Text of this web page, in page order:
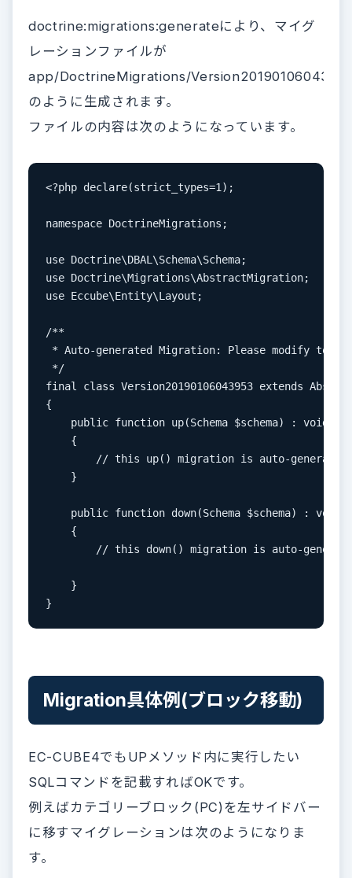
doctrine:migrations:generateにより、マイグ
レーションファイルが
app/DoctrineMigrations/
のように生成されます。
ファイルの内容は次のようになっています。
<?php declare(strict_types=1);
namespace DoctrineMigrations;
use Doctrine\DBAL\Schema\Schema;
use Doctrine\Migrations\AbstractMigration;
use Eccube\Entity\Layout;
/**
* Auto-generated Migration: Please modify to
*/
final class Version20190106043953 extends
{
    public function up(Schema $schema) : void
    {
// this up() migration is auto-
    }
    public function down(Schema $schema) : void
    {
// this down() migration is auto-
    }
Migration具体例(ブロック移動)
EC-CUBE4でもUPメソッド内に実行したい
SQLコマンドを記載すればOKです。
例えばカテゴリーブロック(PC)を左サイドバー
に移すマイグレーションは次のようになりま
す。